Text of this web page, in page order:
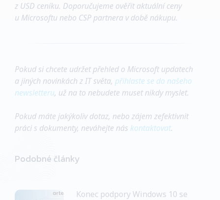
z USD ceníku. Doporučujeme ověřit aktuální ceny
u Microsoftu nebo CSP partnera v době nákupu.
Pokud si chcete udržet přehled o Microsoft updatech
a jiných novinkách z IT světa, přihlaste se do našeho
newsletteru, už na to nebudete muset nikdy myslet.
Pokud máte jakýkoliv dotaz, nebo zájem zefektivnit
práci s dokumenty, neváhejte nás kontaktovat.
Podobné články
Konec podpory Windows 10 se